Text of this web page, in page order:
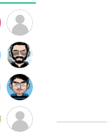
ممدرضا
مهدی
فرهمند
سامان
راحمی